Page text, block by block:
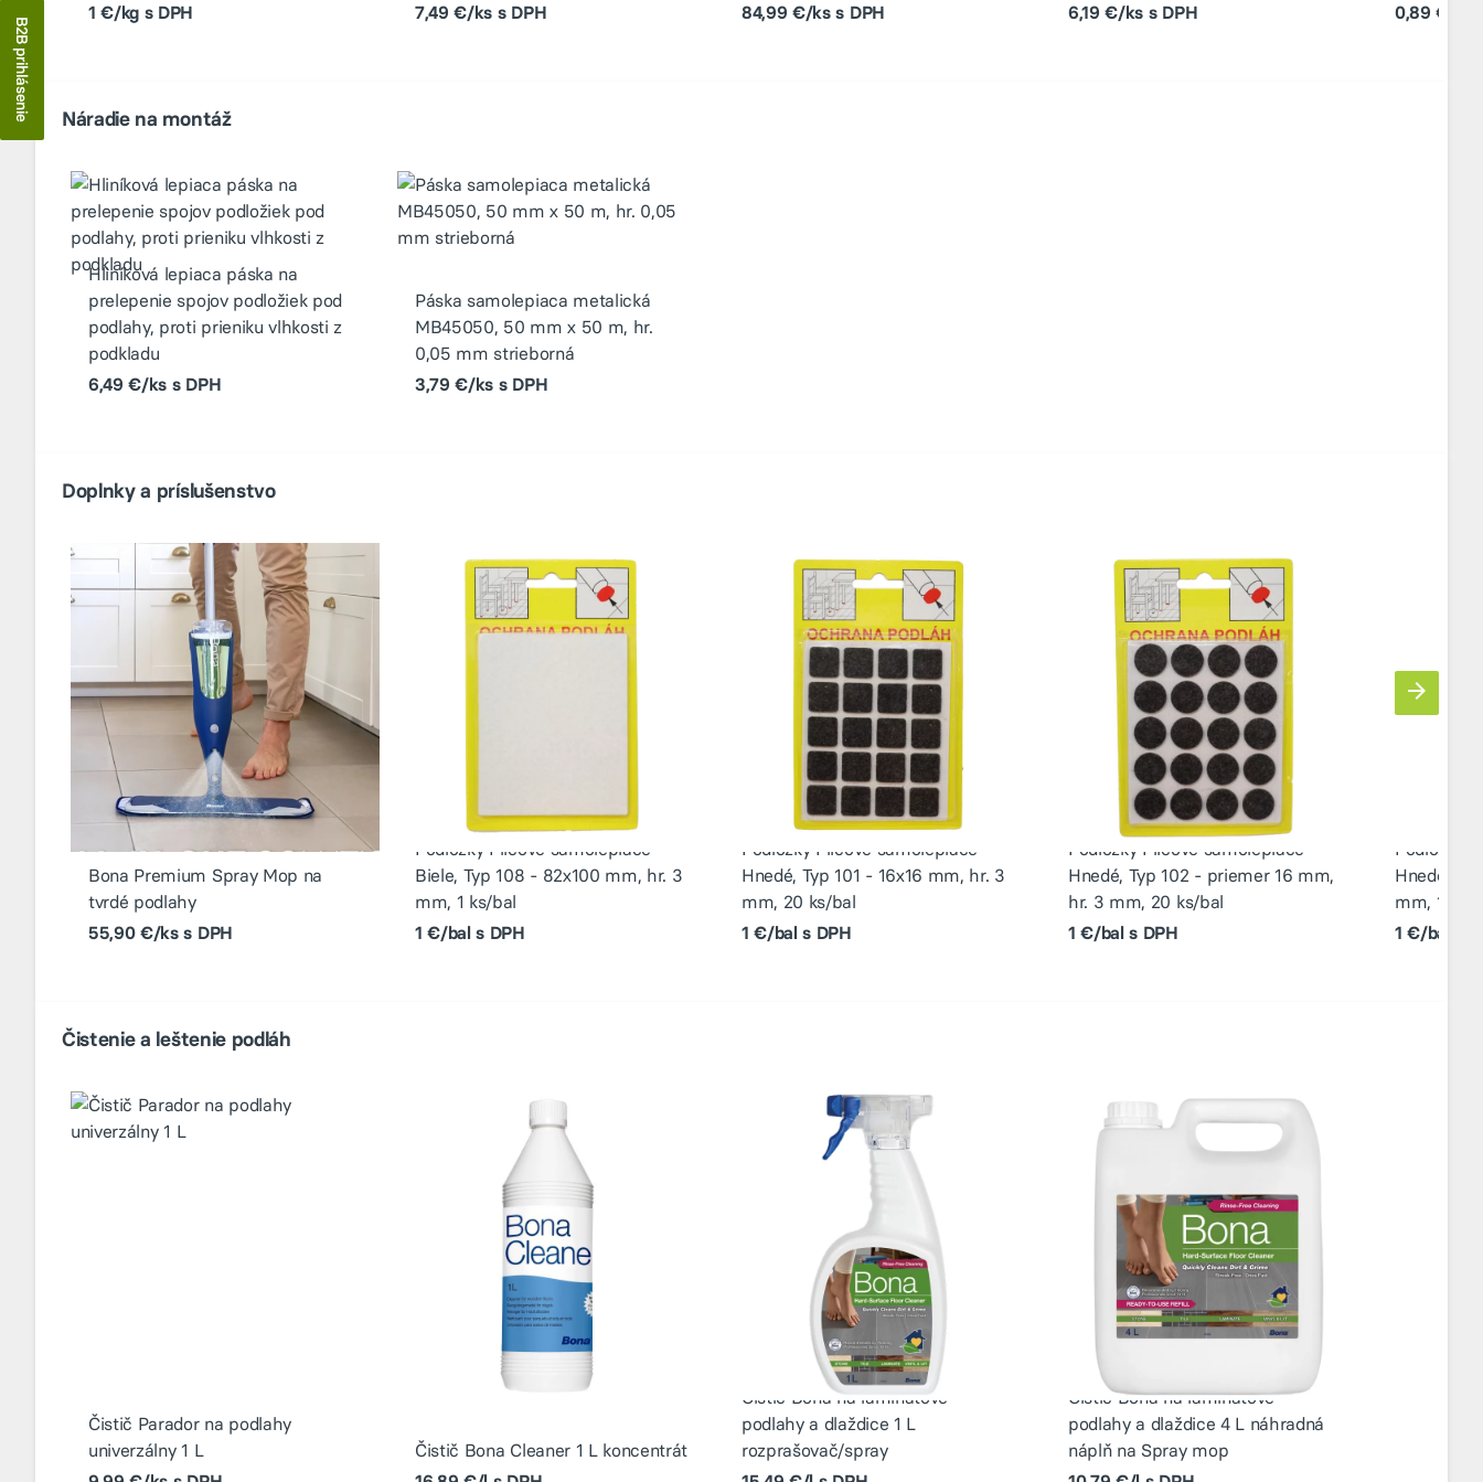
1 €/kg s DPH
7,49 €/ks s DPH
84,99 €/ks s DPH
6,19 €/ks s DPH
0,89 €/kg
Náradie na montáž
Hliníková lepiaca páska na
prelepenie spojov podložiek pod
podlahy, proti prieniku vlhkosti z
podkladu
6,49 €/ks s DPH
Páska samolepiaca metalická
MB45050, 50 mm x 50 m, hr.
0,05 mm strieborná
3,79 €/ks s DPH
Doplnky a príslušenstvo
Bona Premium Spray Mop na
tvrdé podlahy
55,90 €/ks s DPH
Podložky Filcové samolepiace
Biele, Typ 108 - 82x100 mm, hr. 3
mm, 1 ks/bal
1 €/bal s DPH
Podložky Filcové samolepiace
Hnedé, Typ 101 - 16x16 mm, hr. 3
mm, 20 ks/bal
1 €/bal s DPH
Podložky Filcové samolepiace
Hnedé, Typ 102 - priemer 16 mm,
hr. 3 mm, 20 ks/bal
1 €/bal s DPH
Podložky
Hnedé,
mm, 12
1 €/bal s
Čistenie a leštenie podláh
Čistič Parador na podlahy
univerzálny 1 L
Čistič Bona Cleaner 1 L koncentrát
Čistič Bona na laminátové
podlahy a dlaždice 1 L
rozprašovač/spray
Čistič Bona na laminátové
podlahy a dlaždice 4 L náhradná
náplň na Spray mop
B2B prihlásenie